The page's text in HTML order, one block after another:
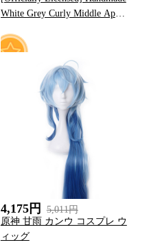
White Grey Curly Middle Apart
4,175円
5,011円
原神 甘雨 カンウ コスプレ ウ
ィッグ